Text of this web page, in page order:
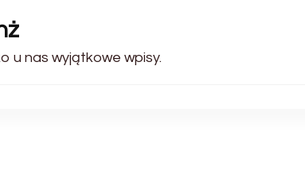
u nas wyjątkowe wpisy.